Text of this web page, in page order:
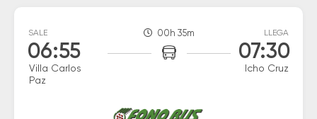
SALE
06:55
Villa Carlos
Paz
00h 35m LLEGA
07:30
Icho Cruz